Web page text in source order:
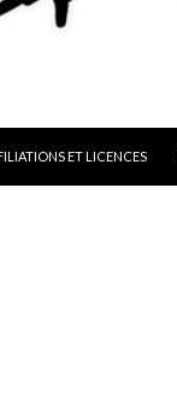
ET LICENCES